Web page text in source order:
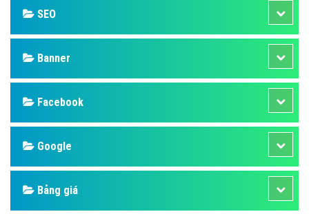
SEO
Banner
Facebook
Google
Bảng giá